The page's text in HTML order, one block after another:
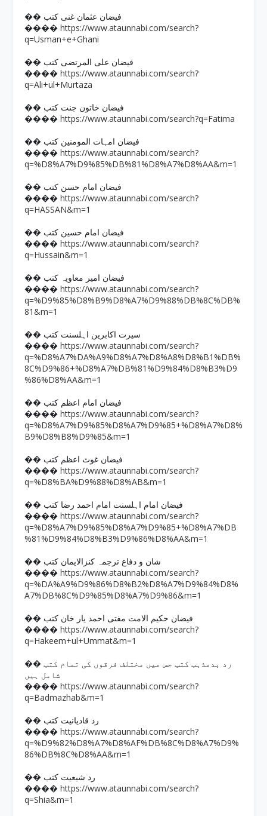
�� فیضان عثمان غنی کتب
���� https://www.ataunnabi.com/search?
q=Usman+e+Ghani
�� فیضان علی المرتضی کتب
���� https://www.ataunnabi.com/search?
q=Ali+ul+Murtaza
�� فیضان خاتون جنت کتب
���� https://www.ataunnabi.com/search?q=Fatima
�� فیضان امہات المومنین کتب
���� https://www.ataunnabi.com/search?
q=%D8%A7%D9%85%DB%81%D8%A7%D8%AA&m=1
�� فیضان امام حسن کتب
���� https://www.ataunnabi.com/search?
q=HASSAN&m=1
�� فیضان امام حسین کتب
���� https://www.ataunnabi.com/search?
q=Hussain&m=1
�� فیضان امیر معاویہ کتب
���� https://www.ataunnabi.com/search?
q=%D9%85%D8%B9%D8%A7%D9%88%DB%8C%DB%
81&m=1
�� سیرت اکابرین اہلسنت کتب
���� https://www.ataunnabi.com/search?
q=%D8%A7%DA%A9%D8%A7%D8%A8%D8%B1%DB%
8C%D9%86+%D8%A7%DB%81%D9%84%D8%B3%D9
%86%D8%AA&m=1
�� فیضان امام اعظم کتب
���� https://www.ataunnabi.com/search?
q=%D8%A7%D9%85%D8%A7%D9%85+%D8%A7%D8%
B9%D8%B8%D9%85&m=1
�� فیضان غوث اعظم کتب
���� https://www.ataunnabi.com/search?
q=%D8%BA%D9%88%D8%AB&m=1
�� فیضان امام اہلسنت امام احمد رضا کتب
���� https://www.ataunnabi.com/search?
q=%D8%A7%D9%85%D8%A7%D9%85+%D8%A7%DB
%81%D9%84%D8%B3%D9%86%D8%AA&m=1
�� شان و دفاع ترجمہ کنزالایمان کتب
���� https://www.ataunnabi.com/search?
q=%DA%A9%D9%86%D8%B2%D8%A7%D9%84%D8%
A7%DB%8C%D9%85%D8%A7%D9%86&m=1
�� فیضان حکیم الامت مفتی احمد یار خان کتب
���� https://www.ataunnabi.com/search?
q=Hakeem+ul+Ummat&m=1
�� رد بدمذہب کتب جس میں مختلف فرقوں کی تمام کتب
شامل ہیں
���� https://www.ataunnabi.com/search?
q=Badmazhab&m=1
�� رد قادیانیت کتب
���� https://www.ataunnabi.com/search?
q=%D9%82%D8%A7%D8%AF%DB%8C%D8%A7%D9%
86%DB%8C%D8%AA&m=1
�� رد شیعیت کتب
���� https://www.ataunnabi.com/search?
q=Shia&m=1